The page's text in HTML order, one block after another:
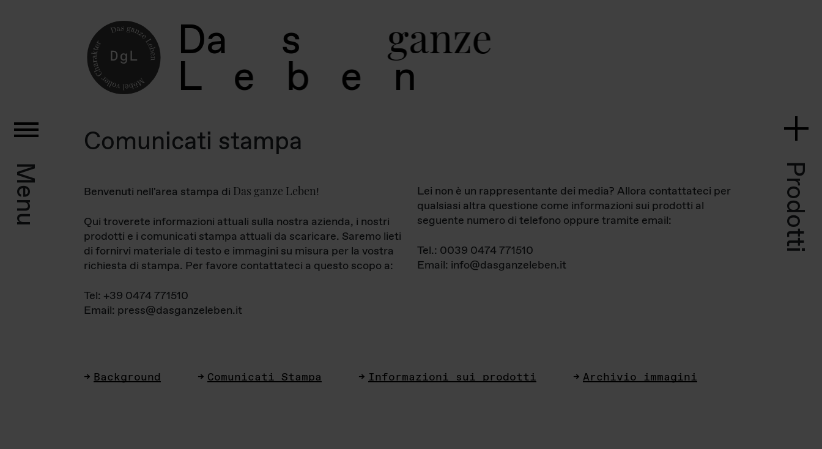
Da s ganz
L e b
Menu Prodotti
Comunicati stampa
Benvenuti nell'area stampa di Das ganze Leben!
Qui troverete informazioni attuali sulla nostra azienda, i nostri
prodotti e i comunicati stampa attuali da scaricare. Saremo lieti
di fornirvi materiale di testo e immagini su misura per la vostra
richiesta di stampa. Per favore contattateci a questo scopo a:
Tel: +39 0474 771510
Email: press@dasganzeleben.it
Lei non è un rappresentante dei media? Allora contattateci per
qualsiasi altra questione come informazioni sui prodotti al
seguente numero di telefono oppure tramite email:
Tel.: 0039 0474 771510
Email: info@dasganzeleben.it
Background Comunicati Stampa Informazioni sui prodotti Archivio immagini